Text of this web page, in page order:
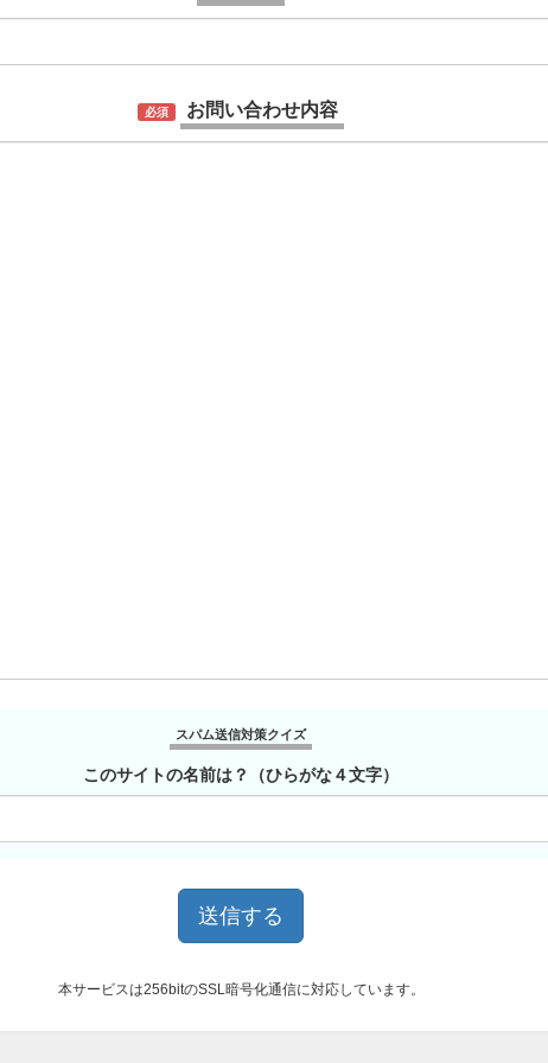
必須 お問い合わせ内容
スパム送信対策クイズ
このサイトの名前は？（ひらがな４文字）
本サービスは256bitのSSL暗号化通信に対応しています。